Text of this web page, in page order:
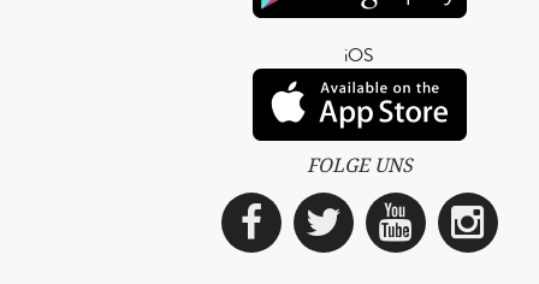
iOS
FOLGE UNS
Facebook
Twitter